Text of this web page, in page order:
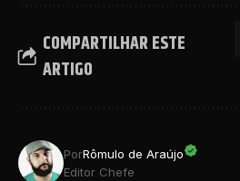
COMPARTILHAR ESTE
ARTIGO
PorRômulo de Araújo
Editor Chefe